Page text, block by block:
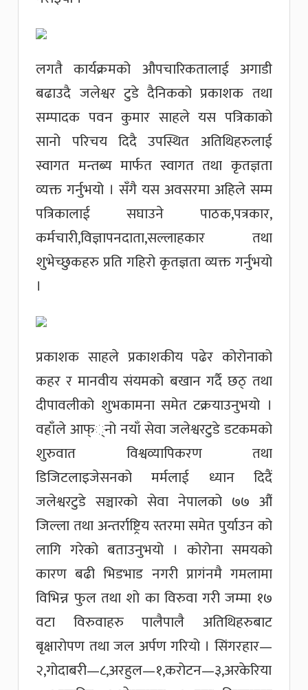
लगतै कार्यक्रमको औपचारिकतालाई अगाडी
बढाउदै जलेश्वर टुडे दैनिकको प्रकाशक तथा
सम्पादक पवन कुमार साहले यस पत्रिकाको
सानो परिचय दिदै उपस्थित अतिथिहरुलाई
स्वागत मन्तब्य मार्फत स्वागत तथा कृतज्ञता
व्यक्त गर्नुभयो । सँगै यस अवसरमा अहिले सम्म
पत्रिकालाई सघाउने पाठक,पत्रकार,
कर्मचारी,विज्ञापनदाता,सल्लाहकार तथा
शुभेच्छुकहरु प्रति गहिरो कृतज्ञता व्यक्त गर्नुभयो
।
प्रकाशक साहले प्रकाशकीय पढेर कोरोनाको
कहर र मानवीय संयमको बखान गर्दै छठ् तथा
दीपावलीको शुभकामना समेत टक्रयाउनुभयो ।
वहाँले आफ््नो नयाँ सेवा जलेश्वरटुडे डटकमको
शुरुवात विश्वव्यापिकरण तथा
डिजिटलाइजेसनको मर्मलाई ध्यान दिदैं
जलेश्वरटुडे सञ्चारको सेवा नेपालको ७७ औं
जिल्ला तथा अन्तर्राष्ट्रिय स्तरमा समेत पुर्याउन को
लागि गरेको बताउनुभयो । कोरोना समयको
कारण बढी भिडभाड नगरी प्रागंनमै गमलामा
विभिन्न फुल तथा शो का विरुवा गरी जम्मा १७
वटा विरुवाहरु पालैपालै अतिथिहरुबाट
बृक्षारोपण तथा जल अर्पण गरियो । सिंगरहार—
२,गोदाबरी—८,अरहुल—१,करोटन—३,अरकेरिया